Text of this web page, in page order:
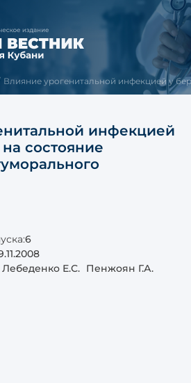
Влияние урогенитальной инфекцией у
инфекцией
состояние
6
Лебеденко Е.С. Пенжоян Г.А.